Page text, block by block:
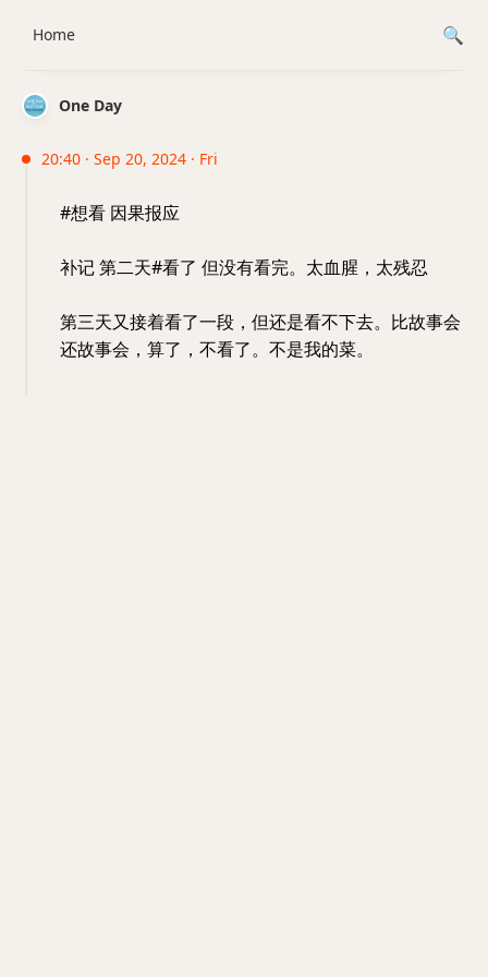
One Day
20:40 · Sep 20, 2024 · Fri
#想看 因果报应
补记 第二天#看了 但没有看完。太血腥，太残忍
第三天又接着看了一段，但还是看不下去。比故事会
还故事会，算了，不看了。不是我的菜。
Home